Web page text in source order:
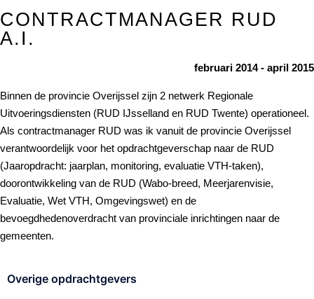
CONTRACTMANAGER RUD
A.I.
februari 2014 - april 2015
Binnen de provincie Overijssel zijn 2 netwerk Regionale
Uitvoeringsdiensten (RUD IJsselland en RUD Twente) operationeel.
Als contractmanager RUD was ik vanuit de provincie Overijssel
verantwoordelijk voor het opdrachtgeverschap naar de RUD
(Jaaropdracht: jaarplan, monitoring, evaluatie VTH-taken),
doorontwikkeling van de RUD (Wabo-breed, Meerjarenvisie,
Evaluatie, Wet VTH, Omgevingswet) en de
bevoegdhedenoverdracht van provinciale inrichtingen naar de
gemeenten.
Overige opdrachtgevers